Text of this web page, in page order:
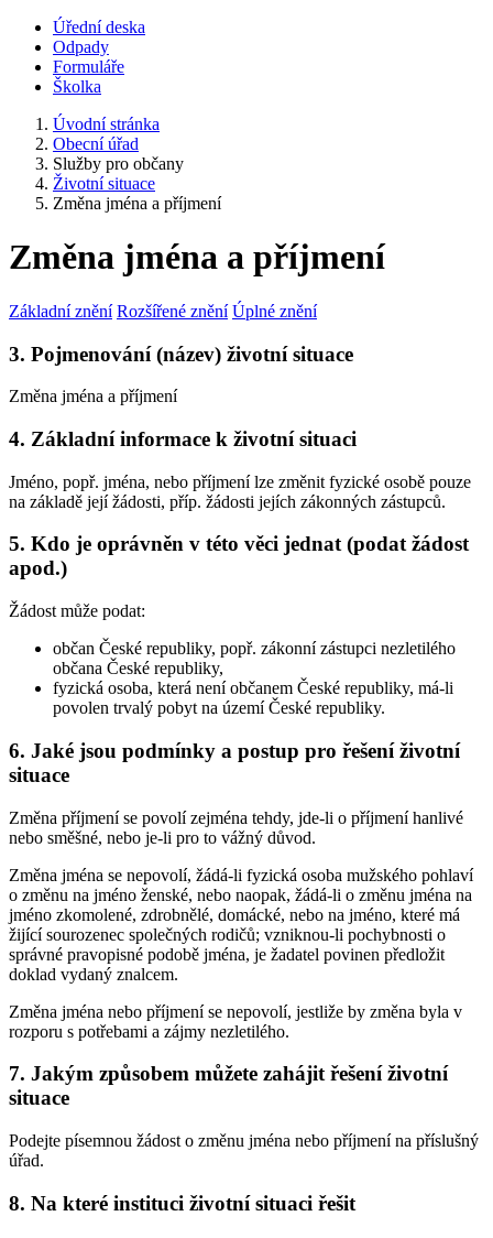
Úřední deska
Odpady
Formuláře
Školka
Úvodní stránka
Obecní úřad
Služby pro občany
Životní situace
Změna jména a příjmení
Změna jména a příjmení
Základní znění Rozšířené znění Úplné znění
3. Pojmenování (název) životní situace
Změna jména a příjmení
4. Základní informace k životní situaci
Jméno, popř. jména, nebo příjmení lze změnit fyzické osobě pouze
na základě její žádosti, příp. žádosti jejích zákonných zástupců.
5. Kdo je oprávněn v této věci jednat (podat žádost
apod.)
Žádost může podat:
občan České republiky, popř. zákonní zástupci nezletilého
občana České republiky,
fyzická osoba, která není občanem České republiky, má-li
povolen trvalý pobyt na území České republiky.
6. Jaké jsou podmínky a postup pro řešení životní
situace
Změna příjmení se povolí zejména tehdy, jde-li o příjmení hanlivé
nebo směšné, nebo je-li pro to vážný důvod.
Změna jména se nepovolí, žádá-li fyzická osoba mužského pohlaví
o změnu na jméno ženské, nebo naopak, žádá-li o změnu jména na
jméno zkomolené, zdrobnělé, domácké, nebo na jméno, které má
žijící sourozenec společných rodičů; vzniknou-li pochybnosti o
správné pravopisné podobě jména, je žadatel povinen předložit
doklad vydaný znalcem.
Změna jména nebo příjmení se nepovolí, jestliže by změna byla v
rozporu s potřebami a zájmy nezletilého.
7. Jakým způsobem můžete zahájit řešení životní
situace
Podejte písemnou žádost o změnu jména nebo příjmení na příslušný
úřad.
8. Na které instituci životní situaci řešit